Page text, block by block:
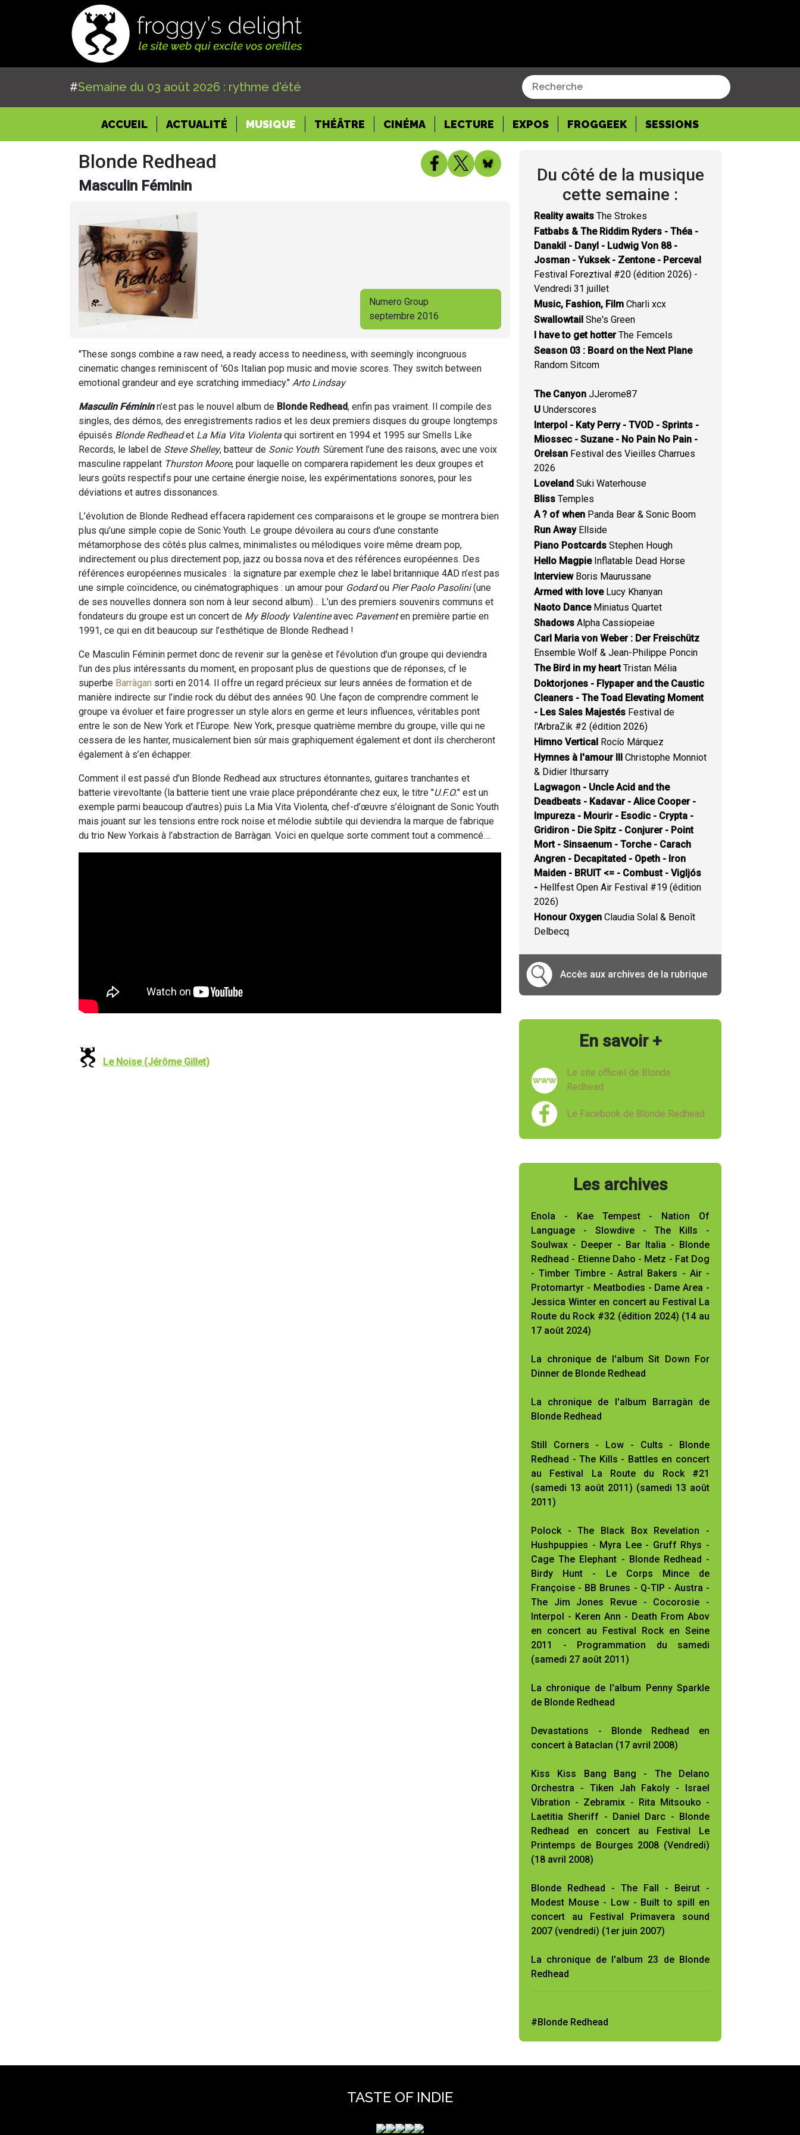
#Semaine du 03 août 2026 : rythme d'été
ACCUEIL(CURRENT)
ACTUALITÉ MUSIQUE THÉÂTRE CINÉMA LECTURE EXPOS FROGGEEK SESSIONS
Blonde Redhead
Masculin Féminin
Numero Group
septembre 2016
"These songs combine a raw need, a ready access to neediness, with seemingly incongruous
cinematic changes reminiscent of '60s Italian pop music and movie scores. They switch between
emotional grandeur and eye scratching immediacy." Arto Lindsay
Masculin Fémininn’est pas le nouvel album de Blonde Redhead, enfin pas vraiment. Il compile des
singles, des démos, des enregistrements radios et les deux premiers disques du groupe longtemps
épuisés Blonde Redheadet La Mia Vita Violenta qui sortirent en 1994 et 1995 sur Smells Like
Records, le label de Steve Shelley, batteur de Sonic Youth. Sûrement l’une des raisons, avec une voix
masculine rappelant Thurston Moore, pour laquelle on comparera rapidement les deux groupes et
leurs goûts respectifs pour une certaine énergie noise, les expérimentations sonores, pour les
déviations et autres dissonances.
L’évolution de Blonde Redhead effacera rapidement ces comparaisons et le groupe se montrera bien
plus qu’une simple copie de Sonic Youth. Le groupe dévoilera au cours d’une constante
métamorphose des côtés plus calmes, minimalistes ou mélodiques voire même dream pop,
indirectement ou plus directement pop, jazz ou bossa nova et des références européennes. Des
références européennes musicales : la signature par exemple chez le label britannique 4AD n’est pas
une simple coïncidence, ou cinématographiques : un amour pour Godardou Pier Paolo Pasolini(une
de ses nouvelles donnera son nom à leur second album)… L’un des premiers souvenirs communs et
fondateurs du groupe est un concert de My Bloody Valentineavec Pavementen première partie en
1991, ce qui en dit beaucoup sur l’esthétique de Blonde Redhead !
Ce Masculin Féminin permet donc de revenir sur la genèse et l’évolution d’un groupe qui deviendra
l’un des plus intéressants du moment, en proposant plus de questions que de réponses, cf le
superbe Barràgan sorti en 2014. Il offre un regard précieux sur leurs années de formation et de
manière indirecte sur l’indie rock du début des années 90. Une façon de comprendre comment le
groupe va évoluer et faire progresser un style alors en germe et leurs influences, véritables pont
entre le son de New York et l’Europe. New York, presque quatrième membre du groupe, ville qui ne
cessera de les hanter, musicalement bien sûr mais graphiquement également et dont ils chercheront
également à s’en échapper.
Comment il est passé d’un Blonde Redhead aux structures étonnantes, guitares tranchantes et
batterie virevoltante (la batterie tient une vraie place prépondérante chez eux, le titre "U.F.O." est un
exemple parmi beaucoup d’autres) puis La Mia Vita Violenta, chef-d’œuvre s’éloignant de Sonic Youth
mais jouant sur les tensions entre rock noise et mélodie subtile qui deviendra la marque de fabrique
du trio New Yorkais à l’abstraction de Barràgan. Voici en quelque sorte comment tout a commencé….
Le Noise (Jérôme Gillet)
Du côté de la musique
cette semaine :
Reality awaits The Strokes
Fatbabs & The Riddim Ryders - Théa -
Danakil - Danyl - Ludwig Von 88 -
Josman - Yuksek - Zentone - Perceval
Festival Foreztival #20 (édition 2026) -
Vendredi 31 juillet
Music, Fashion, Film Charli xcx
Swallowtail She's Green
I have to get hotterThe Femcels
Season 03 : Board on the Next Plane
Random Sitcom
The Canyon JJerome87
U Underscores
Interpol - Katy Perry - TVOD - Sprints -
Miossec - Suzane - No Pain No Pain -
Orelsan Festival des Vieilles Charrues
2026
Loveland Suki Waterhouse
Bliss Temples
A ? of when Panda Bear & Sonic Boom
Run AwayEllside
Piano Postcards Stephen Hough
Hello MagpieInflatable Dead Horse
InterviewBoris Maurussane
Armed with loveLucy Khanyan
Naoto DanceMiniatus Quartet
Shadows Alpha Cassiopeiae
Carl Maria von Weber : Der Freischütz
Ensemble Wolf & Jean-Philippe Poncin
The Bird in my heartTristan Mélia
Doktorjones - Flypaper and the Caustic
Cleaners - The Toad Elevating Moment
- Les Sales Majestés Festival de
l'ArbraZik #2 (édition 2026)
Himno Vertical Rocío Márquez
Hymnes à l'amour III Christophe Monniot
& Didier Ithursarry
Lagwagon - Uncle Acid and the
Deadbeats - Kadavar - Alice Cooper -
Impureza - Mourir - Esodic - Crypta -
Gridiron - Die Spitz - Conjurer - Point
Mort - Sinsaenum - Torche - Carach
Angren - Decapitated - Opeth - Iron
Maiden - BRUIT <= - Combust - Vigljós
- Hellfest Open Air Festival #19 (édition
2026)
Honour Oxygen Claudia Solal & Benoît
Delbecq
Accès aux archives de la rubrique
En savoir +
Le site officiel de Blonde
Redhead
Le Facebook de Blonde Redhead
Les archives
Enola - Kae Tempest - Nation Of
Language - Slowdive - The Kills -
Soulwax - Deeper - Bar Italia - Blonde
Redhead - Etienne Daho - Metz - Fat Dog
- Timber Timbre - Astral Bakers - Air -
Protomartyr - Meatbodies - Dame Area -
Jessica Winter en concert au Festival La
Route du Rock #32 (édition 2024) (14 au
17 août 2024)
La chronique de l'album Sit Down For
Dinner de Blonde Redhead
La chronique de l'album Barragàn de
Blonde Redhead
Still Corners - Low - Cults - Blonde
Redhead - The Kills - Battles en concert
au Festival La Route du Rock #21
(samedi 13 août 2011) (samedi 13 août
2011)
Polock - The Black Box Revelation -
Hushpuppies - Myra Lee - Gruff Rhys -
Cage The Elephant - Blonde Redhead -
Birdy Hunt - Le Corps Mince de
Françoise - BB Brunes - Q-TIP - Austra -
The Jim Jones Revue - Cocorosie -
Interpol - Keren Ann - Death From Abov
en concert au Festival Rock en Seine
2011 - Programmation du samedi
(samedi 27 août 2011)
La chronique de l'album Penny Sparkle
de Blonde Redhead
Devastations - Blonde Redhead en
concert à Bataclan (17 avril 2008)
Kiss Kiss Bang Bang - The Delano
Orchestra - Tiken Jah Fakoly - Israel
Vibration - Zebramix - Rita Mitsouko -
Laetitia Sheriff - Daniel Darc - Blonde
Redhead en concert au Festival Le
Printemps de Bourges 2008 (Vendredi)
(18 avril 2008)
Blonde Redhead - The Fall - Beirut -
Modest Mouse - Low - Built to spill en
concert au Festival Primavera sound
2007 (vendredi) (1er juin 2007)
La chronique de l'album 23 de Blonde
Redhead
#Blonde Redhead
TASTE OF INDIE